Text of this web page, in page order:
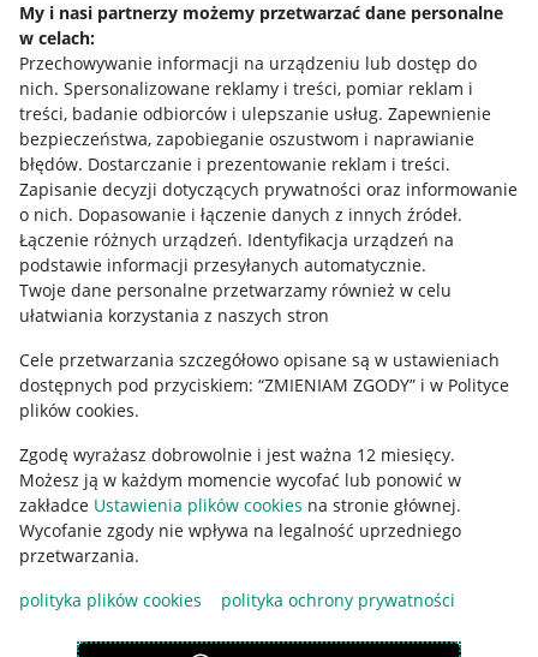
My i nasi partnerzy możemy przetwarzać dane personalne
w celach:
Przechowywanie informacji na urządzeniu lub dostęp do
nich. Spersonalizowane reklamy i treści, pomiar reklam i
treści, badanie odbiorców i ulepszanie usług. Zapewnienie
bezpieczeństwa, zapobieganie oszustwom i naprawianie
błędów. Dostarczanie i prezentowanie reklam i treści.
Zapisanie decyzji dotyczących prywatności oraz informowanie
o nich. Dopasowanie i łączenie danych z innych źródeł.
Łączenie różnych urządzeń. Identyfikacja urządzeń na
podstawie informacji przesyłanych automatycznie.
Twoje dane personalne przetwarzamy również w celu
ułatwiania korzystania z naszych stron
Cele przetwarzania szczegółowo opisane są w ustawieniach
dostępnych pod przyciskiem: “ZMIENIAM ZGODY” i w Polityce
plików cookies.
Zgodę wyrażasz dobrowolnie i jest ważna 12 miesięcy.
Możesz ją w każdym momencie wycofać lub ponowić w
zakładce Ustawienia plików cookies na stronie głównej.
Wycofanie zgody nie wpływa na legalność uprzedniego
przetwarzania.
polityka plików cookies
polityka ochrony prywatności
Informacje dla Aktu o Usługach Cyfrowych
Pobierz aplikację
Korzystanie z serwisu oznacza akceptacjęregulaminu.